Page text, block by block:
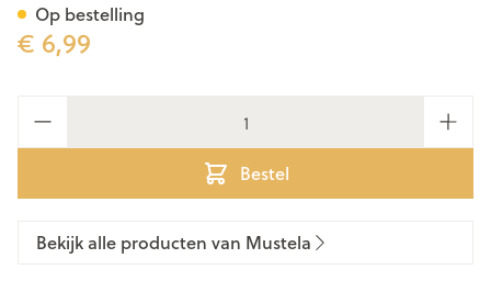
€ 6,99
Bestel
Op bestelling
Bekijk alle producten van Mustela